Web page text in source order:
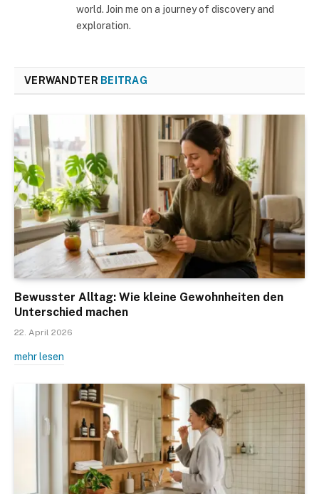
world. Join me on a journey of discovery and
exploration.
VERWANDTER BEITRAG
Bewusster Alltag: Wie kleine Gewohnheiten den
Unterschied machen
22. April 2026
mehr lesen